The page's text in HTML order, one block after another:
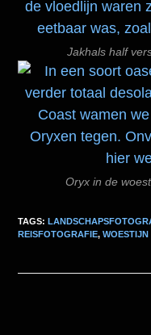
Jakhals half
Oryx in de
TAGS:
REISFOTOGRAFIE,WOESTIJN